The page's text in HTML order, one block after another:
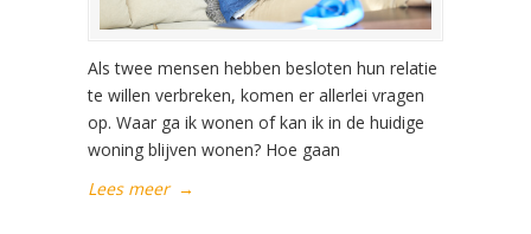
Als twee mensen hebben besloten hun relatie
te willen verbreken, komen er allerlei vragen
op. Waar ga ik wonen of kan ik in de huidige
woning blijven wonen? Hoe gaan
Lees meer →